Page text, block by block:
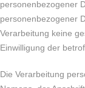
personenbezogener
personenbezogener
Verarbeitung keine
Einwilligung der
Die Verarbeitung